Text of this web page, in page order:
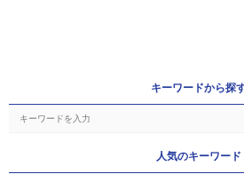
キーワードから探
人気のキーワード